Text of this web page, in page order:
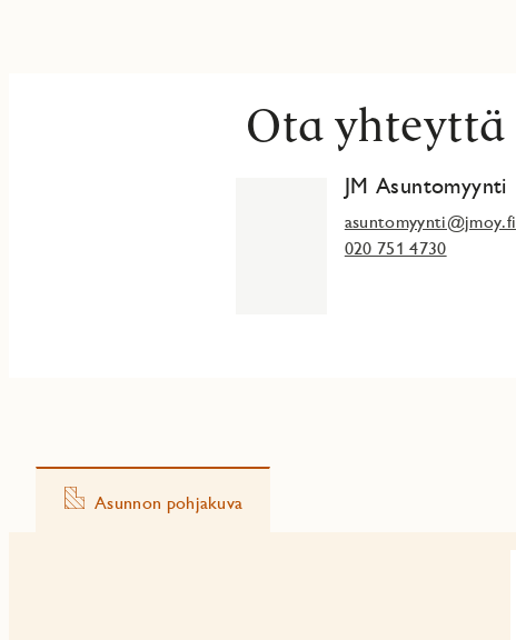
Ota yhteyttä
JM Asuntomyynti
asuntomyynti@jmoy.fi
020 751 4730
Asunnon pohjakuva